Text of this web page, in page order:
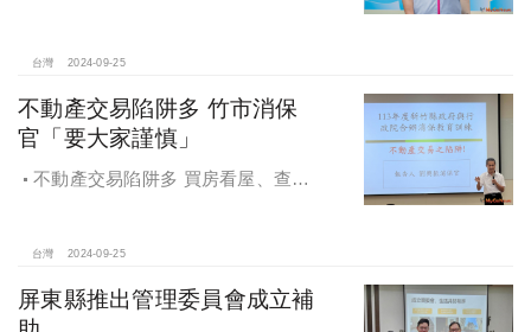
住都中心
台灣 2024-09-25
不動產交易陷阱多 竹市消保
官「要大家謹慎」
不動產交易陷阱多 買房看屋、查
台灣 2024-09-25
屏東縣推出管理委員會成立補